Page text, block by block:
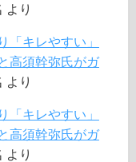
より
「キレやすい」
高須幹弥氏がガ
より
「キレやすい」
高須幹弥氏がガ
より